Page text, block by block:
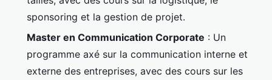
sponsoring et la gestion de projet.
Master en Communication Corporate : Un
programme axé sur la communication interne et
externe des entreprises, avec des cours sur les